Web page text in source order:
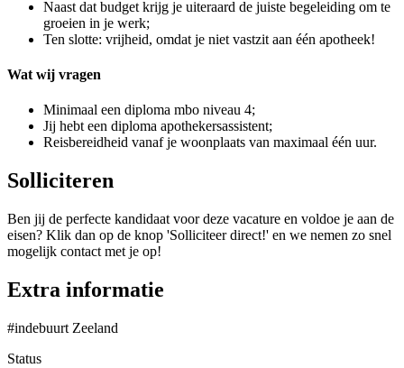
Naast dat budget krijg je uiteraard de juiste begeleiding om te
groeien in je werk;
Ten slotte: vrijheid, omdat je niet vastzit aan één apotheek!
Wat wij vragen
Minimaal een diploma mbo niveau 4;
Jij hebt een diploma apothekersassistent;
Reisbereidheid vanaf je woonplaats van maximaal één uur.
Solliciteren
Ben jij de perfecte kandidaat voor deze vacature en voldoe je aan de
eisen? Klik dan op de knop 'Solliciteer direct!' en we nemen zo snel
mogelijk contact met je op!
Extra informatie
#indebuurt Zeeland
Status